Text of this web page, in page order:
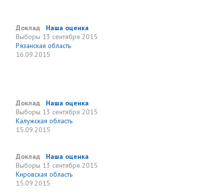
Доклад
Наша оценка
Выборы 13 сентября 2015
Рязанская область
16.09.2015
Доклад
Наша оценка
Выборы 13 сентября 2015
Калужская область
15.09.2015
Доклад
Наша оценка
Выборы 13 сентября 2015
Кировская область
15.09.2015